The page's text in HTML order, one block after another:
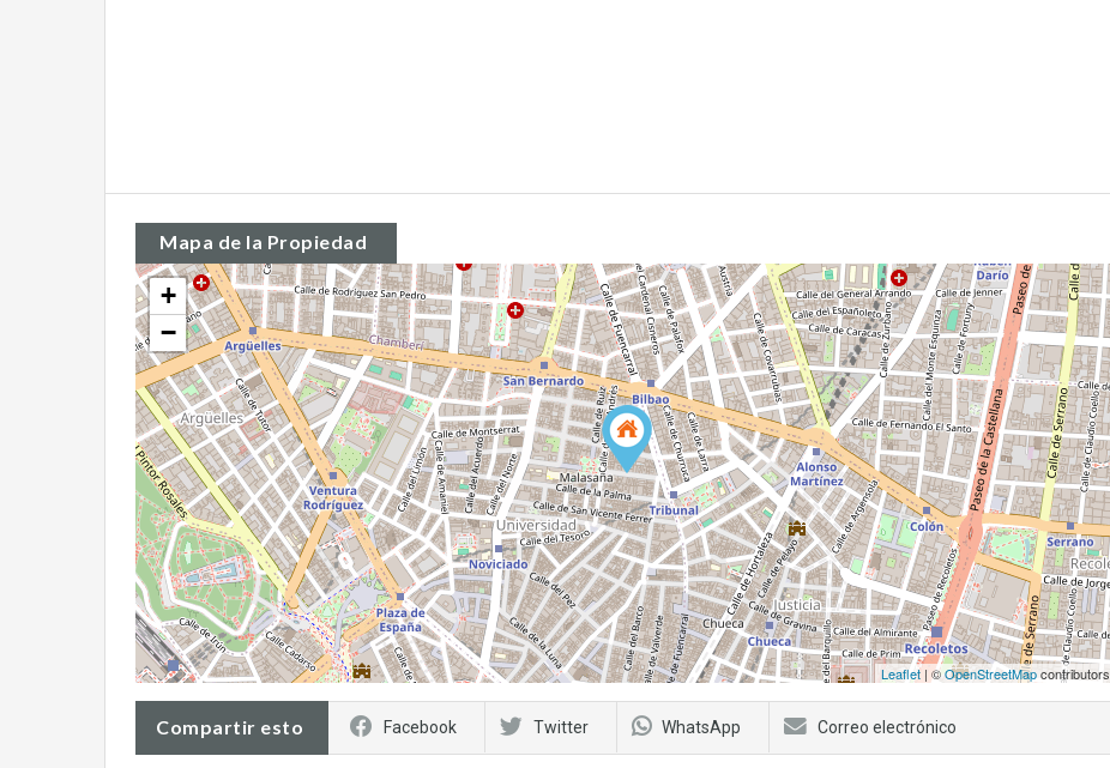
Mapa de la Propiedad
+
−
Leaflet | ©OpenStreetMapcontributors
Compartir esto Facebook Twitter WhatsApp Correo electrónico